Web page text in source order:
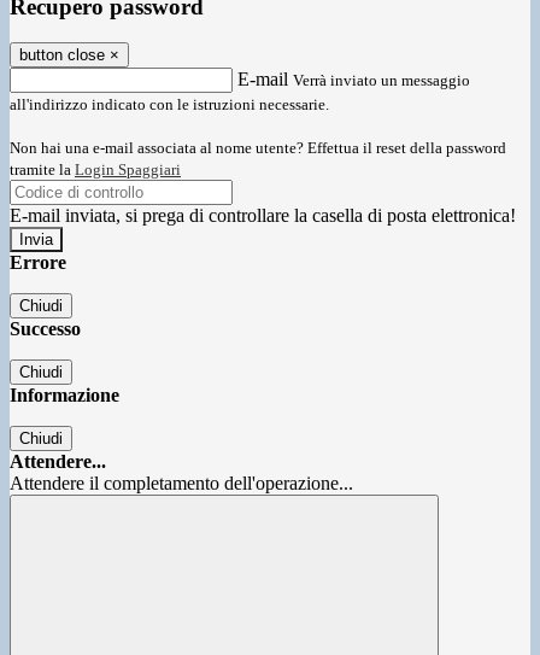
Recupero password
button close ×
E-mail Verrà inviato un messaggio
all'indirizzo indicato con le istruzioni necessarie.
Non hai una e-mail associata al nome utente? Effettua il reset della password
tramite la Login Spaggiari
E-mail inviata, si prega di controllare la casella di posta elettronica!
Errore
Chiudi
Successo
Chiudi
Informazione
Chiudi
Attendere...
Attendere il completamento dell'operazione...